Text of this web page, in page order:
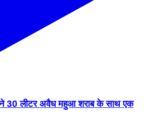
30 लीटर अवैध महुआ शराब के साथ एक